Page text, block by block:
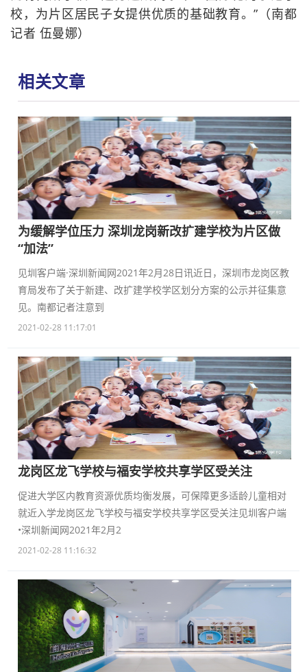
校，为片区居民子女提供优质的基础教育。”（南都
记者 伍曼娜）
相关文章
为缓解学位压力 深圳龙岗新改扩建学校为片区做
“加法”
见圳客户端·深圳新闻网2021年2月28日讯近日，深圳市龙岗区教
育局发布了关于新建、改扩建学校学区划分方案的公示并征集意
见。南都记者注意到
2021-02-28 11:17:01
龙岗区龙飞学校与福安学校共享学区受关注
促进大学区内教育资源优质均衡发展，可保障更多适龄儿童相对
就近入学龙岗区龙飞学校与福安学校共享学区受关注见圳客户端
•深圳新闻网2021年2月2
2021-02-28 11:16:32